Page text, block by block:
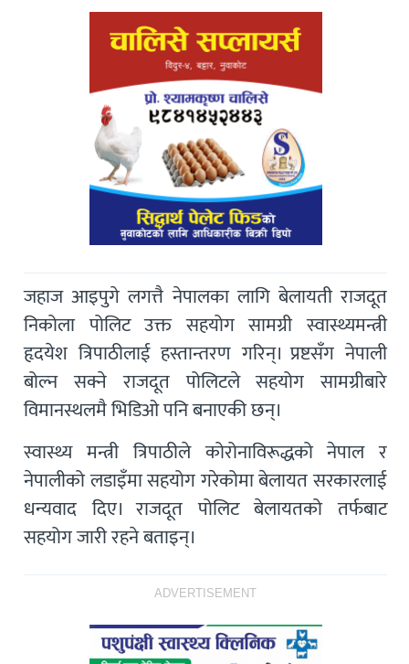
जहाज आइपुगे लगत्तै नेपालका लागि बेलायती राजदूत
निकोला पोलिट उक्त सहयोग सामग्री स्वास्थ्यमन्त्री
हृदयेश त्रिपाठीलाई हस्तान्तरण गरिन्। प्रष्टसँग नेपाली
बोल्न सक्ने राजदूत पोलिटले सहयोग सामग्रीबारे
विमानस्थलमै भिडिओ पनि बनाएकी छन्।
स्वास्थ्य मन्त्री त्रिपाठीले कोरोनाविरूद्धको नेपाल र
नेपालीको लडाइँमा सहयोग गरेकोमा बेलायत सरकारलाई
धन्यवाद दिए। राजदूत पोलिट बेलायतको तर्फबाट
सहयोग जारी रहने बताइन्।
ADVERTISEMENT